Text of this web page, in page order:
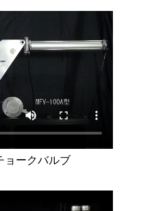
ョークバルブ